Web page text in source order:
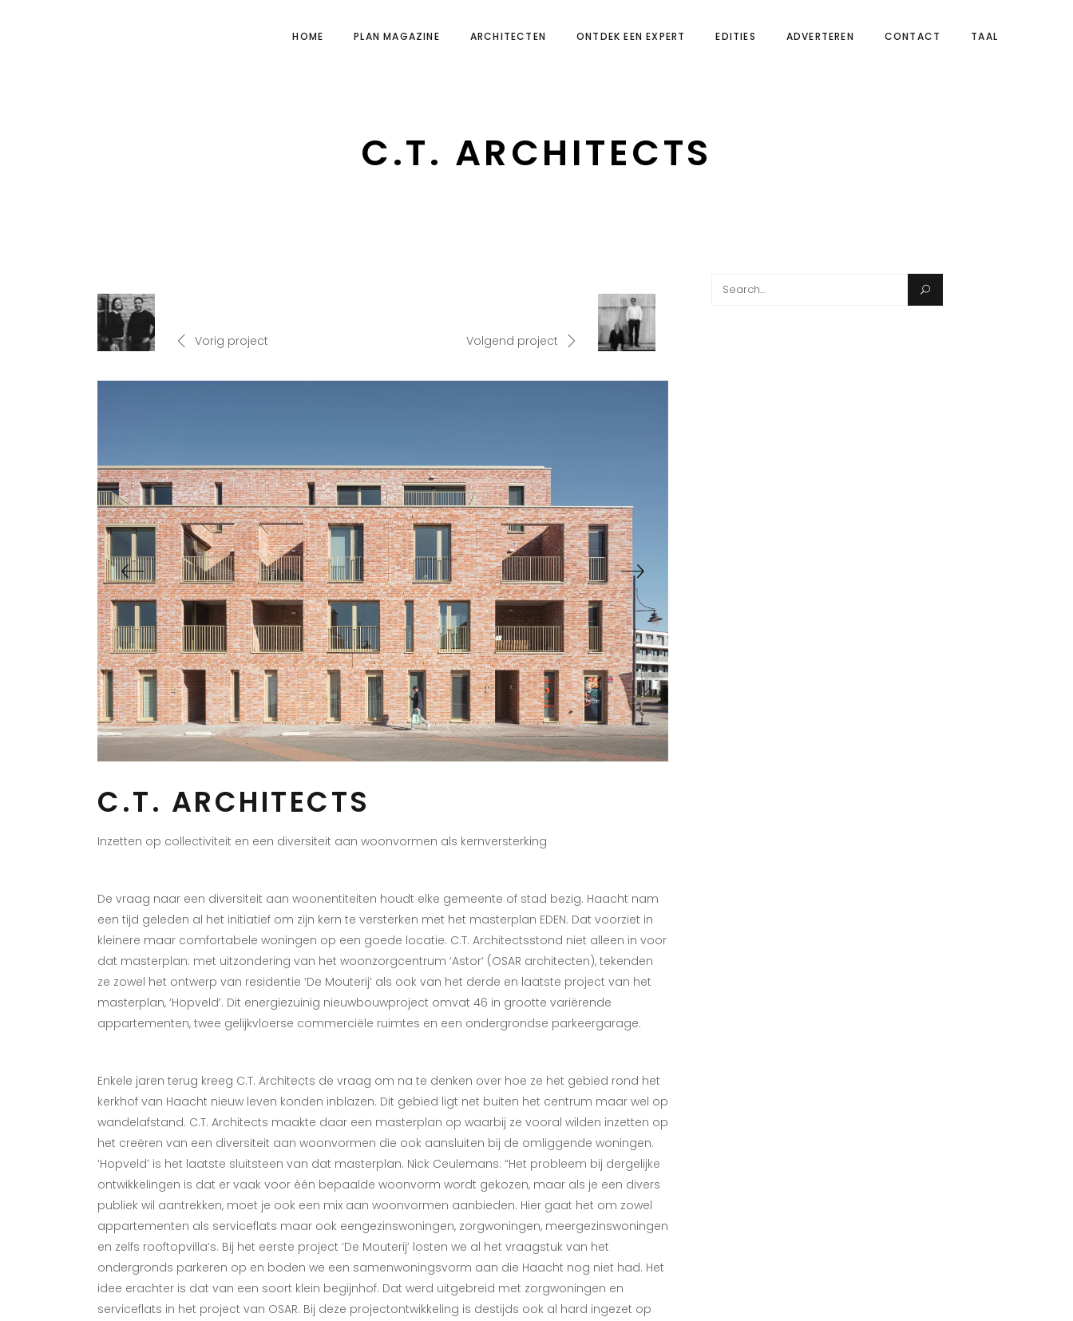
HOME PLAN MAGAZINE ARCHITECTEN ONTDEK EEN EXPERT EDITIES ADVERTEREN CONTACT TAAL
C.T. ARCHITECTS
Vorig project Volgend project
C.T. ARCHITECTS
Inzetten op collectiviteit en een diversiteit aan woonvormen als kernversterking
De vraag naar een diversiteit aan woonentiteiten houdt elke gemeente of stad bezig. Haacht nam
een tijd geleden al het initiatief om zijn kern te versterken met het masterplan EDEN. Dat voorziet in
kleinere maar comfortabele woningen op een goede locatie. C.T. Architectsstond niet alleen in voor
dat masterplan: met uitzondering van het woonzorgcentrum ‘Astor’ (OSAR architecten), tekenden
ze zowel het ontwerp van residentie ‘De Mouterij’ als ook van het derde en laatste project van het
masterplan, ‘Hopveld’. Dit energiezuinig nieuwbouwproject omvat 46 in grootte variërende
appartementen, twee gelijkvloerse commerciële ruimtes en een ondergrondse parkeergarage.
Enkele jaren terug kreeg C.T. Architects de vraag om na te denken over hoe ze het gebied rond het
kerkhof van Haacht nieuw leven konden inblazen. Dit gebied ligt net buiten het centrum maar wel op
wandelafstand. C.T. Architects maakte daar een masterplan op waarbij ze vooral wilden inzetten op
het creëren van een diversiteit aan woonvormen die ook aansluiten bij de omliggende woningen.
‘Hopveld’ is het laatste sluitsteen van dat masterplan. Nick Ceulemans: “Het probleem bij dergelijke
ontwikkelingen is dat er vaak voor één bepaalde woonvorm wordt gekozen, maar als je een divers
publiek wil aantrekken, moet je ook een mix aan woonvormen aanbieden. Hier gaat het om zowel
appartementen als serviceflats maar ook eengezinswoningen, zorgwoningen, meergezinswoningen
en zelfs rooftopvilla’s. Bij het eerste project ‘De Mouterij’ losten we al het vraagstuk van het
ondergronds parkeren op en boden we een samenwoningsvorm aan die Haacht nog niet had. Het
idee erachter is dat van een soort klein begijnhof. Dat werd uitgebreid met zorgwoningen en
serviceflats in het project van OSAR. Bij deze projectontwikkeling is destijds ook al hard ingezet op
Search